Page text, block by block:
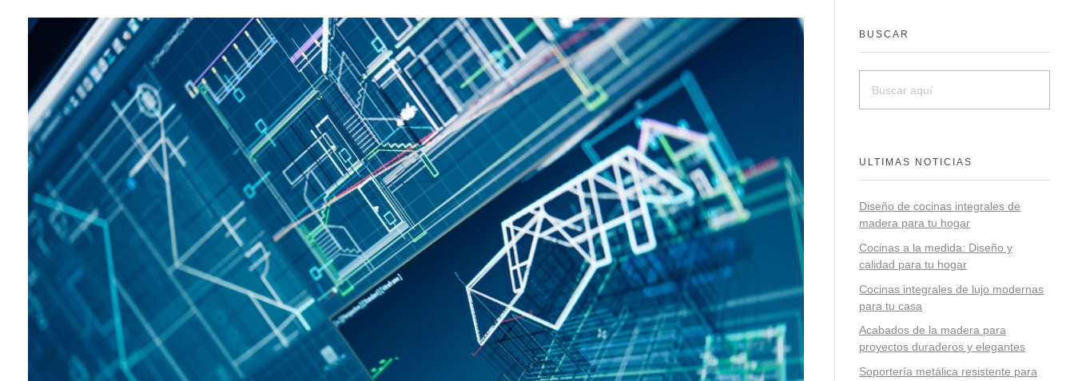
BUSCAR
ULTIMAS NOTICIAS
Diseño de cocinas integrales de
madera para tu hogar
Cocinas a la medida: Diseño y
calidad para tu hogar
Cocinas integrales de lujo modernas
para tu casa
Acabados de la madera para
proyectos duraderos y elegantes
Soportería metálica resistente para